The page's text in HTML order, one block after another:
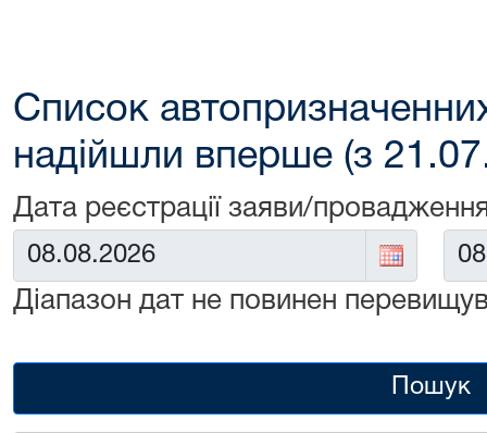
Список
надійшли вперше (з
Дата реєстрації заяви/
Від: До:
Діапазон дат не повинен
Пошук